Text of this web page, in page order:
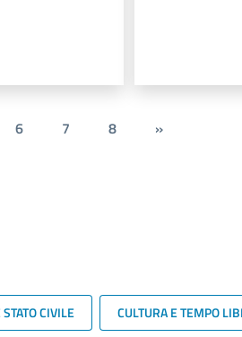
6 7 8 »
CIVILE CULTURA E TEMPO